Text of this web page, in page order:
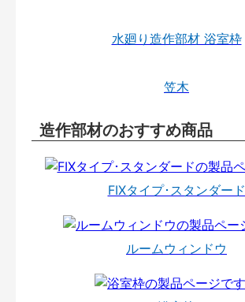
水廻り造作部材 浴室枠
笠木
造作部材のおすすめ商品
FIXタイプ･スタンダード
ルームウィンドウ